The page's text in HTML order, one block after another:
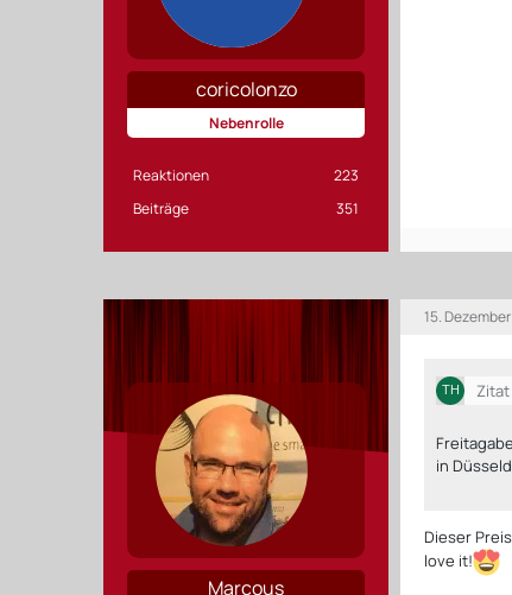
coricolonzo
Nebenrolle
Reaktionen
223
Beiträge
351
Marcous
15.
in
Dieser
love it!